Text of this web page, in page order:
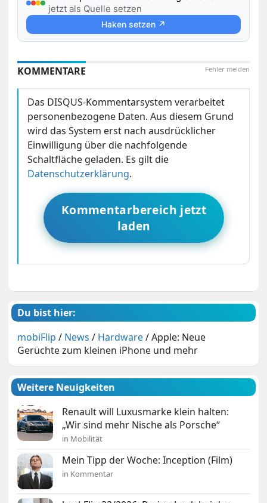
jetzt als Quelle setzen
Haken setzen ↗
Fehler melden
KOMMENTARE
Das DISQUS-Kommentarsystem verarbeitet
personenbezogene Daten. Aus diesem Grund
wird das System erst nach ausdrücklicher
Einwilligung über die nachfolgende
Schaltfläche geladen. Es gilt die
Datenschutzerklärung.
Kommentarbereich jetzt
laden
Du bist hier:
mobiFlip / News / Hardware/Apple: Neue
Gerüchte zum kleinen iPhone und mehr
Weitere Neuigkeiten
Renault will Luxusmarke klein halten:
„Wir sind mehr Nische als Porsche“
in Mobilität
Mein Tipp der Woche: Inception (Film)
in Kommentar